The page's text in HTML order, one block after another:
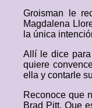
Groisman le
Magdalena
la única
Allí le dice
quiere
ella y contarle
Reconoce que
Brad Pitt. Que